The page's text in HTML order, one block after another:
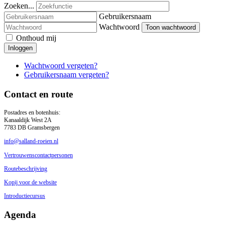
Zoeken...
Gebruikersnaam
Wachtwoord
Toon wachtwoord
Onthoud mij
Inloggen
Wachtwoord vergeten?
Gebruikersnaam vergeten?
Contact en route
Postadres en botenhuis:
Kanaaldijk West 2A
7783 DB Gramsbergen
info@salland-roeien.nl
Vertrouwenscontactpersonen
Routebeschrijving
Kopij voor de website
Introductiecursus
Agenda